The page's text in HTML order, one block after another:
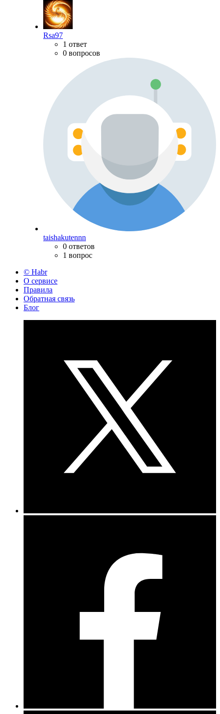
Rsa97
1 ответ
0 вопросов
taishakutennn
0 ответов
1 вопрос
© Habr
О сервисе
Правила
Обратная связь
Блог